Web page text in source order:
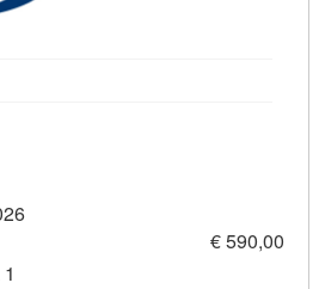
KI für Startups (11458394)
€ 590,00